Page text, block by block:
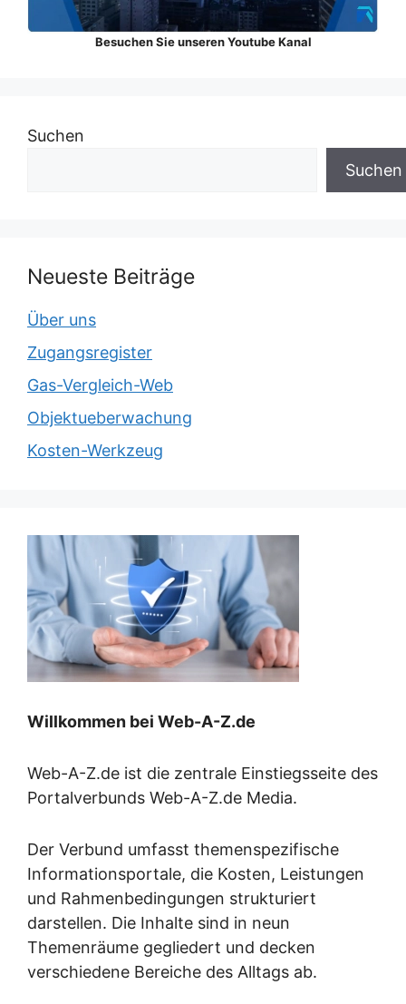
Besuchen Sie unseren Youtube Kanal
Suchen
Suchen
Neueste Beiträge
Über uns
Zugangsregister
Gas-Vergleich-Web
Objektueberwachung
Kosten-Werkzeug
Willkommen bei Web-A-Z.de
Web-A-Z.de ist die zentrale Einstiegsseite des
Portalverbunds Web-A-Z.de Media.
Der Verbund umfasst themenspezifische
Informationsportale, die Kosten, Leistungen
und Rahmenbedingungen strukturiert
darstellen. Die Inhalte sind in neun
Themenräume gegliedert und decken
verschiedene Bereiche des Alltags ab.